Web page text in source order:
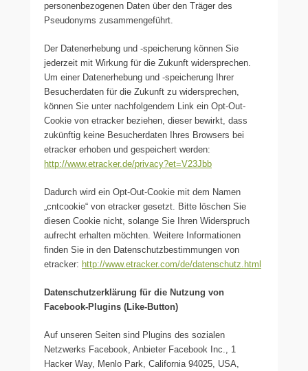
personenbezogenen Daten über den Träger des
Pseudonyms zusammengeführt.
Der Datenerhebung und -speicherung können Sie
jederzeit mit Wirkung für die Zukunft widersprechen.
Um einer Datenerhebung und -speicherung Ihrer
Besucherdaten für die Zukunft zu widersprechen,
können Sie unter nachfolgendem Link ein Opt-Out-
Cookie von etracker beziehen, dieser bewirkt, dass
zukünftig keine Besucherdaten Ihres Browsers bei
etracker erhoben und gespeichert werden:
http://www.etracker.de/privacy?et=V23Jbb
Dadurch wird ein Opt-Out-Cookie mit dem Namen
„cntcookie“ von etracker gesetzt. Bitte löschen Sie
diesen Cookie nicht, solange Sie Ihren Widerspruch
aufrecht erhalten möchten. Weitere Informationen
finden Sie in den Datenschutzbestimmungen von
etracker: http://www.etracker.com/de/datenschutz.html
Datenschutzerklärung für die Nutzung von
Facebook-Plugins (Like-Button)
Auf unseren Seiten sind Plugins des sozialen
Netzwerks Facebook, Anbieter Facebook Inc., 1
Hacker Way, Menlo Park, California 94025, USA,